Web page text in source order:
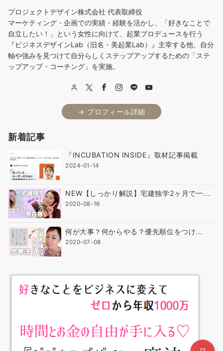
プロジェクトデザイン株式会社 代表取締役
マーケティング・企画での実績・経験を活かし、「好きなことで
自立したい！」という女性に向けて、起業プロデュースを行う
『ビジネスデザインLab（旧名・美起業Lab）』主宰する他、自分
軸や強みを見つけて自分らしくステップアップするための「ステ
ップアップ・コーチング」を実施。
→ プロフィール詳細
新着記事
『INCUBATION INSIDE』取材記事掲載
2024-01-14
NEW【しっかり解説】宅建独学2ヶ月で一...
2020-08-16
何が大事？何からやる？優先順位をつけ...
2020-07-08